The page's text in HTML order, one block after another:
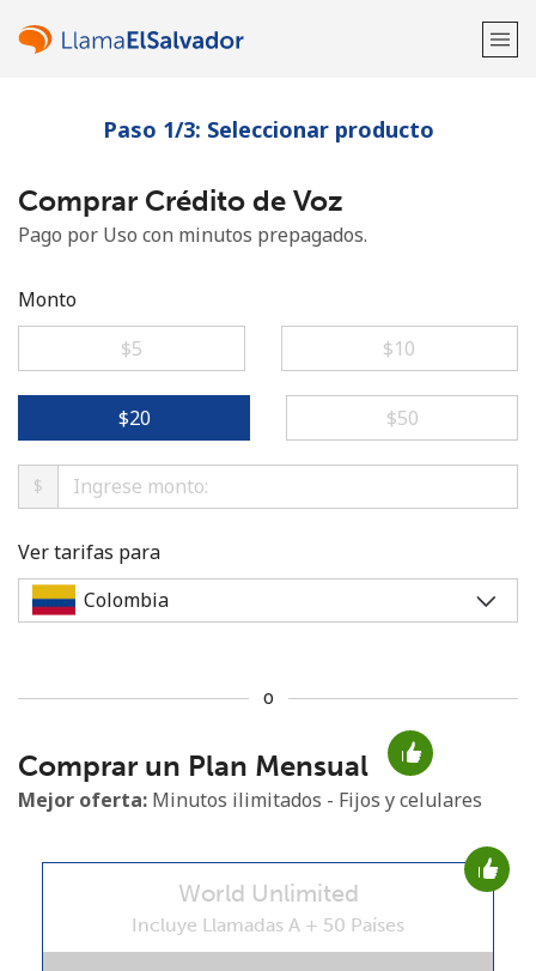
¡Bienvenido!
¿Ya tienes una cuenta?Inicia sesión →
No se ha creado una contraseña
Mínimo 8 caracteres
Una letra mayúscula y una minúscula
Un número
Paso 1/3: Seleccionar producto
Comprar Crédito de Voz
Pago por Uso con minutos prepagados.
Monto
⁦$5⁩
⁦$10⁩
⁦$20⁩ ⁦$50⁩
$
Ver tarifas para
o
Comprar un Plan Mensual
Mejor oferta: Minutos ilimitados - Fijos y celulares
World Unlimited
Incluye Llamadas A + 50 Países